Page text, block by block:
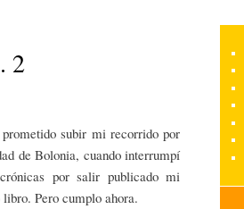
2
subir mi recorrido por
de Bolonia, cuando interrumpí
por salir publicado mi
Pero cumplo ahora.